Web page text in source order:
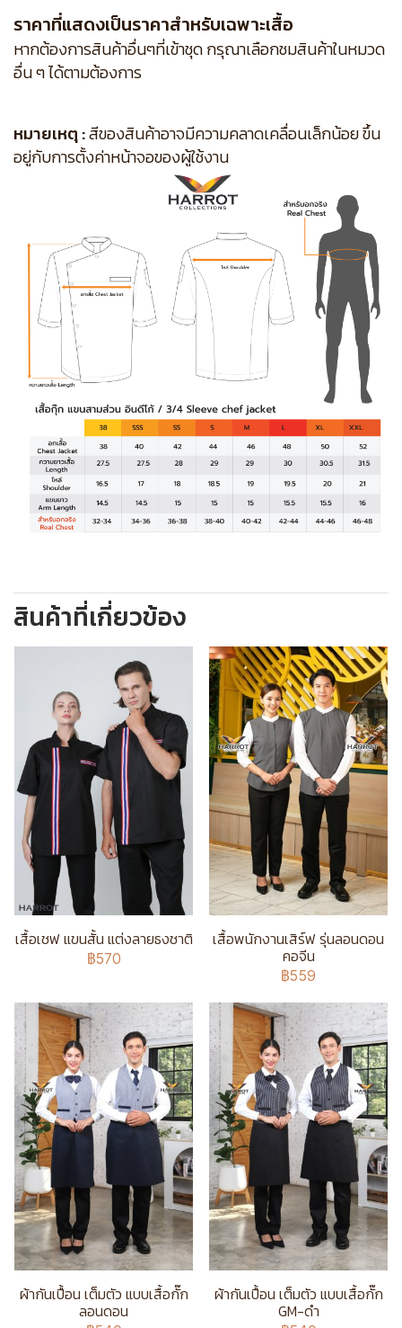
ราคาที่แสดงเป็นราคาสำหรับเฉพาะเสื้อ
หากต้องการสินค้าอื่นๆที่เข้าชุด กรุณาเลือกชมสินค้าในหมวด
อื่น ๆ ได้ตามต้องการ
หมายเหตุ :สีของสินค้าอาจมีความคลาดเคลื่อนเล็กน้อย ขึ้น
อยู่กับการตั้งค่าหน้าจอของผู้ใช้งาน
สินค้าที่เกี่ยวข้อง
เสื้อเชฟ แขนสั้น แต่งลายธงชาติ
฿570
เสื้อพนักงานเสิร์ฟ รุ่นลอนดอน
คอจีน
฿559
ผ้ากันเปื้อน เต็มตัว แบบเสื้อกั๊ก
ลอนดอน
ผ้ากันเปื้อน เต็มตัว แบบเสื้อกั๊ก
GM-ดำ